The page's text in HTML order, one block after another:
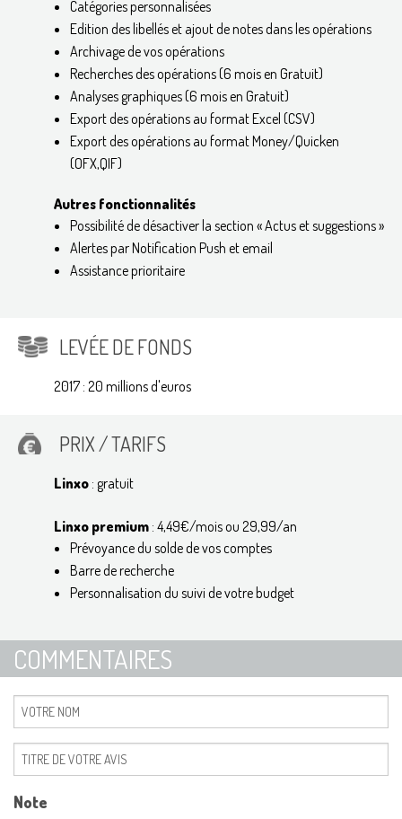
Catégories personnalisées
Edition des libellés et ajout de notes dans les opérations
Archivage de vos opérations
Recherches des opérations (6 mois en Gratuit)
Analyses graphiques (6 mois en Gratuit)
Export des opérations au format Excel (CSV)
Export des opérations au format Money/Quicken
(OFX,QIF)
Autres fonctionnalités
Possibilité de désactiver la section « Actus et suggestions »
Alertes par Notification Push et email
Assistance prioritaire
LEVÉE DE FONDS
2017 : 20 millions d'euros
PRIX / TARIFS
Linxo : gratuit
Linxo premium : 4,49€/mois ou 29,99/an
Prévoyance du solde de vos comptes
Barre de recherche
Personnalisation du suivi de votre budget
COMMENTAIRES
Note